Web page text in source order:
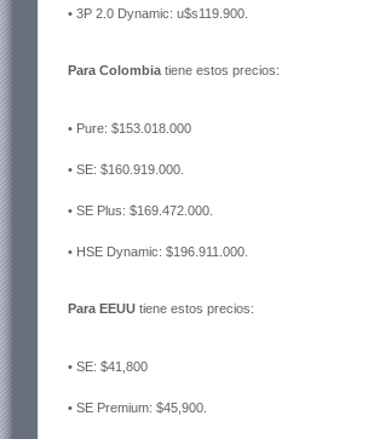
• 3P 2.0 Dynamic: u$s119.900.
Para Colombia tiene estos precios:
• Pure: $153.018.000
• SE: $160.919.000.
• SE Plus: $169.472.000.
• HSE Dynamic: $196.911.000.
Para EEUU tiene estos precios:
• SE: $41,800
• SE Premium: $45,900.